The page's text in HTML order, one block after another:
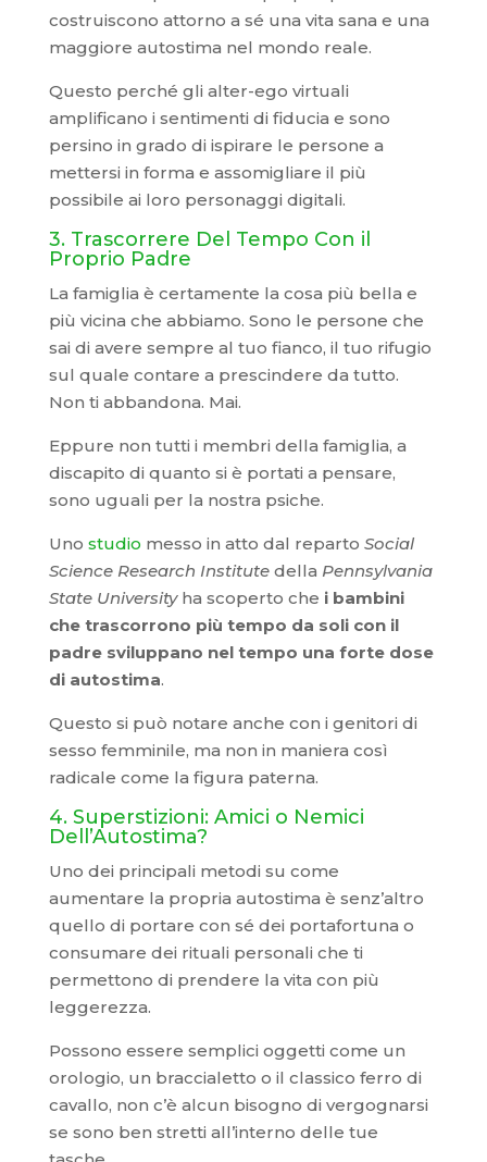
costruiscono attorno a sé una vita sana e una
maggiore autostima nel mondo reale.
Questo perché gli alter-ego virtuali
amplificano i sentimenti di fiducia e sono
persino in grado di ispirare le persone a
mettersi in forma e assomigliare il più
possibile ai loro personaggi digitali.
3. Trascorrere Del Tempo Con il
Proprio Padre
La famiglia è certamente la cosa più bella e
più vicina che abbiamo. Sono le persone che
sai di avere sempre al tuo fianco, il tuo rifugio
sul quale contare a prescindere da tutto.
Non ti abbandona. Mai.
Eppure non tutti i membri della famiglia, a
discapito di quanto si è portati a pensare,
sono uguali per la nostra psiche.
Uno studio messo in atto dal reparto Social
Science Research Institutedella Pennsylvania
State Universityha scoperto che i bambini
che trascorrono più tempo da soli con il
padre sviluppano nel tempo una forte dose
di autostima.
Questo si può notare anche con i genitori di
sesso femminile, ma non in maniera così
radicale come la figura paterna.
4. Superstizioni: Amici o Nemici
Dell’Autostima?
Uno dei principali metodi su come
aumentare la propria autostima è senz’altro
quello di portare con sé dei portafortuna o
consumare dei rituali personali che ti
permettono di prendere la vita con più
leggerezza.
Possono essere semplici oggetti come un
orologio, un braccialetto o il classico ferro di
cavallo, non c’è alcun bisogno di vergognarsi
se sono ben stretti all’interno delle tue